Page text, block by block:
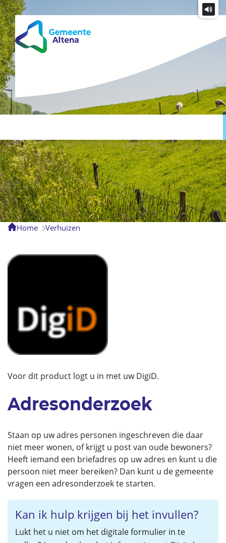
Home Verhuizen
Adresonderzoek
Staan op uw adres personen ingeschreven die daar
niet meer wonen, of krijgt u post van oude bewoners?
Heeft iemand een briefadres op uw adres en kunt u die
persoon niet meer bereiken? Dan kunt u de gemeente
vragen een adresonderzoek te starten.
Kan ik hulp krijgen bij het invullen?
Lukt het u niet om het digitale formulier in te
Voor dit product logt u in met uw DigiD.